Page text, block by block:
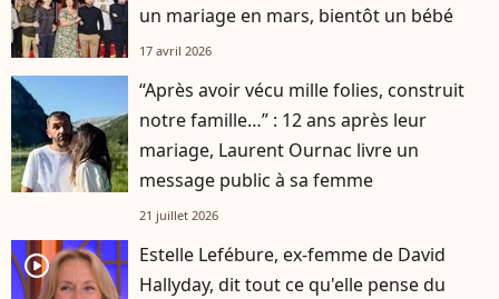
un mariage en mars, bientôt un bébé
17 avril 2026
“Après avoir vécu mille folies, construit
notre famille…” : 12 ans après leur
mariage, Laurent Ournac livre un
message public à sa femme
21 juillet 2026
player2
Estelle Lefébure, ex-femme de David
Hallyday, dit tout ce qu'elle pense du